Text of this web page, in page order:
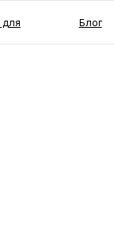
Контакты